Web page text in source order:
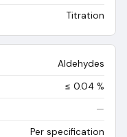
Titration
Aldehydes
≤ 0.04 %
—
Per specification